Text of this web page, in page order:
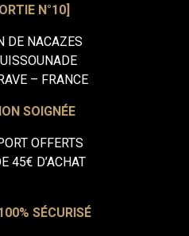
N°10]
DE NACAZES
– FRANCE
SOIGNÉE
OFFERTS
45€ D’ACHAT
SÉCURISÉ